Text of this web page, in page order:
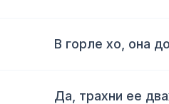
В горле хо, она
Да, трахни ее